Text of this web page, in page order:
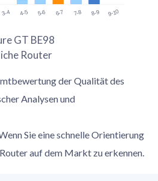
3-4 4-5 5-6 6-7 7-8 8-9 9-10
GT BE98
Router
der Qualität des
Analysen und
Sie eine schnelle Orientierung
auf dem Markt zu erkennen.